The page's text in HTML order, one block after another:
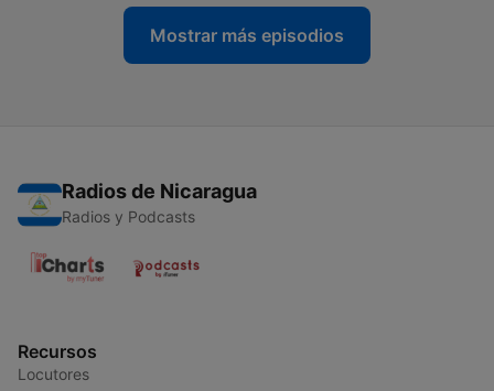
Mostrar más episodios
Radios de Nicaragua
Radios y Podcasts
Recursos
Locutores